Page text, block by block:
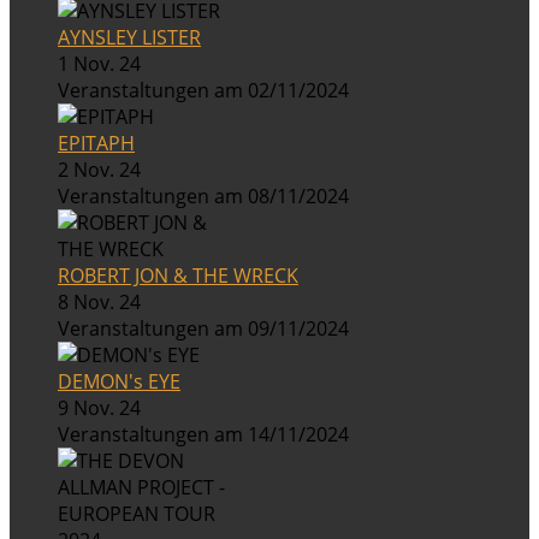
AYNSLEY LISTER
1 Nov. 24
Veranstaltungen am 02/11/2024
EPITAPH
2 Nov. 24
Veranstaltungen am 08/11/2024
ROBERT JON & THE WRECK
8 Nov. 24
Veranstaltungen am 09/11/2024
DEMON's EYE
9 Nov. 24
Veranstaltungen am 14/11/2024